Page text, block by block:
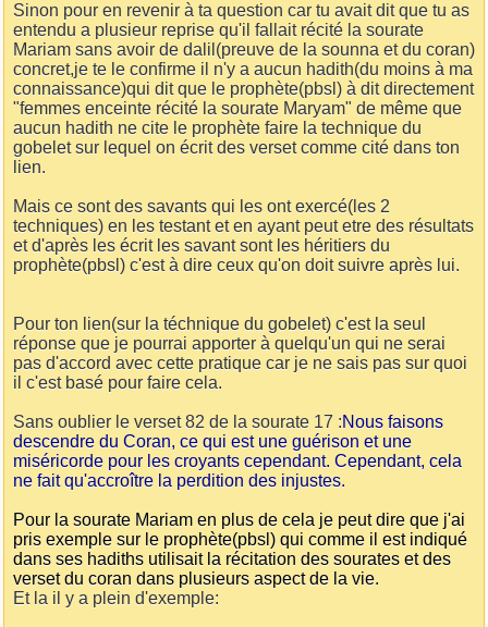
Sinon pour en revenir à ta question car tu avait dit que tu as
entendu a plusieur reprise qu'il fallait récité la sourate
Mariam sans avoir de dalil(preuve de la sounna et du coran)
concret,je te le confirme il n'y a aucun hadith(du moins à ma
connaissance)qui dit que le prophète(pbsl) à dit directement
"femmes enceinte récité la sourate Maryam" de même que
aucun hadith ne cite le prophète faire la technique du
gobelet sur lequel on écrit des verset comme cité dans ton
lien.
Mais ce sont des savants qui les ont exercé(les 2
techniques) en les testant et en ayant peut etre des résultats
et d'après les écrit les savant sont les héritiers du
prophète(pbsl) c'est à dire ceux qu'on doit suivre après lui.
Pour ton lien(sur la téchnique du gobelet) c'est la seul
réponse que je pourrai apporter à quelqu'un qui ne serai
pas d'accord avec cette pratique car je ne sais pas sur quoi
il c'est basé pour faire cela.
Sans oublier le verset 82 de la sourate 17 :Nous faisons
descendre du Coran, ce qui est une guérison et une
miséricorde pour les croyants cependant. Cependant, cela
ne fait qu'accroître la perdition des injustes.
Pour la sourate Mariam en plus de cela je peut dire que j'ai
pris exemple sur le prophète(pbsl) qui comme il est indiqué
dans ses hadiths utilisait la récitation des sourates et des
verset du coran dans plusieurs aspect de la vie.
Et la il y a plein d'exemple: